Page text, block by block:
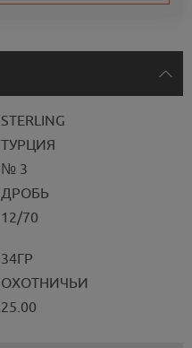
STERLING
ТУРЦИЯ
№ 3
ДРОБЬ
12/70
34ГР
ОХОТНИЧЬИ
25.00